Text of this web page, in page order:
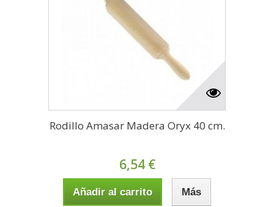
Rodillo Amasar Madera Oryx 40 cm.
6,54 €
Añadir al carrito Más